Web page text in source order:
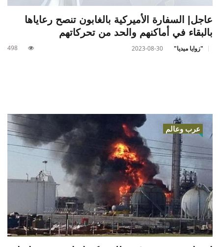
عاجل| السفارة الأميركية بالغابون تنصح رعاياها
بالبقاء في أماكنهم والحد من تحركاتهم
"زوايا ميديا" 2023-08-30
498
عرب وعالم